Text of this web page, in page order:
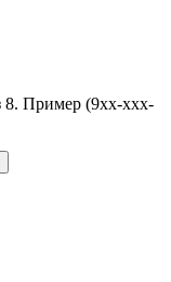
8. Пример (9хх-ххх-